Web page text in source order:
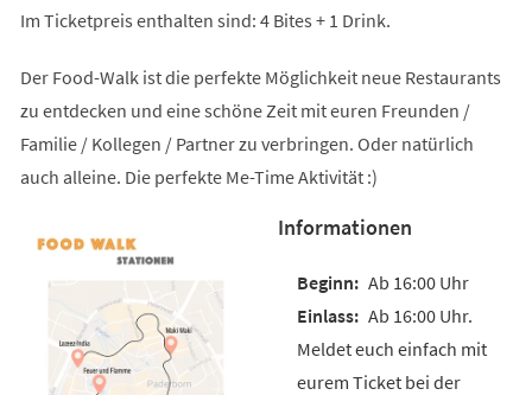
Im Ticketpreis enthalten sind: 4 Bites + 1 Drink.
Der Food-Walk ist die perfekte Möglichkeit neue Restaurants
zu entdecken und eine schöne Zeit mit euren Freunden /
Familie / Kollegen / Partner zu verbringen. Oder natürlich
auch alleine. Die perfekte Me-Time Aktivität :)
Informationen
Ab 16:00 Uhr
Ab 16:00 Uhr.
Meldet euch einfach mit
eurem Ticket bei der